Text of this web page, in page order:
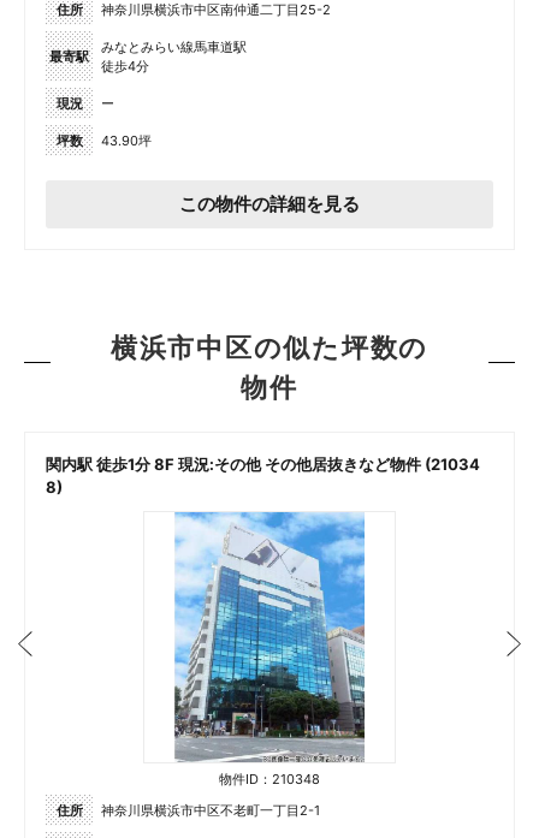
住所
神奈川県横浜市中区南仲通二丁目25-2
最寄駅
みなとみらい線馬車道駅
徒歩4分
現況 ー
坪数 43.90坪
この物件の詳細を見る
横浜市中区の似た坪数の
物件
関内駅 徒歩1分 8F 現況:その他 その他居抜きなど物件 (21034
8)
物件ID：210348
住所
神奈川県横浜市中区不老町一丁目2-1